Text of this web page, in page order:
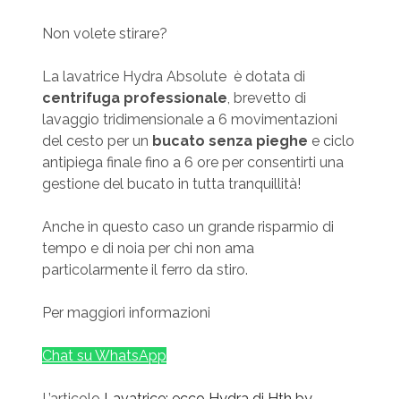
Non volete stirare?
La lavatrice Hydra Absolute è dotata di
centrifuga professionale , brevetto di
lavaggio tridimensionale a 6 movimentazioni
del cesto per un bucato senza pieghe e ciclo
antipiega finale fino a 6 ore per consentirti una
gestione del bucato in tutta tranquillità!
Anche in questo caso un grande risparmio di
tempo e di noia per chi non ama
particolarmente il ferro da stiro.
Per maggiori informazioni
Chat su WhatsApp